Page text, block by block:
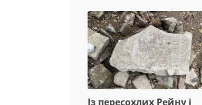
Із пересохлих Рейну і